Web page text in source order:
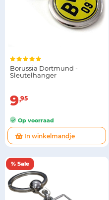
Borussia Dortmund -
Sleutelhanger
9 95
Op voorraad
In winkelmandje
% Sale